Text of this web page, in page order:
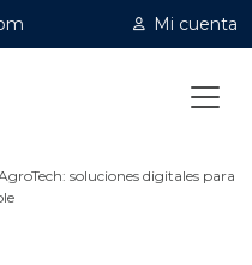
Mi cuenta
soluciones digitales para